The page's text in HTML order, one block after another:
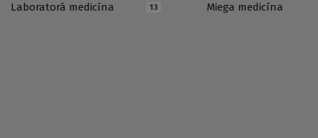
Laboratorā medicīna 13 Miega medicīna